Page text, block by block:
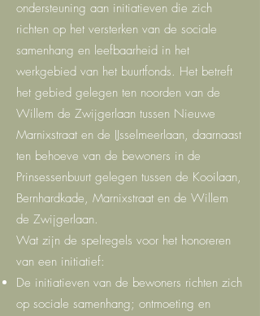
ondersteuning aan initiatieven die zich
richten op het versterken van de sociale
samenhang en leefbaarheid in het
werkgebied van het buurtfonds. Het betreft
het gebied gelegen ten noorden van de
Willem de Zwijgerlaan tussen Nieuwe
Marnixstraat en de IJsselmeerlaan, daarnaast
ten behoeve van de bewoners in de
Prinsessenbuurt gelegen tussen de Kooilaan,
Bernhardkade, Marnixstraat en de Willem
de Zwijgerlaan.
Wat zijn de spelregels voor het honoreren
van een initiatief:
De initiatieven van de bewoners richten zich
op sociale samenhang; ontmoeting en